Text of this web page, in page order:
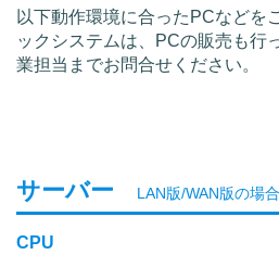
以下動作環境に合ったPCなどを
ックシステムは、PCの販売も行
業担当までお問合せください。
サーバー LAN版/WAN版の場
CPU